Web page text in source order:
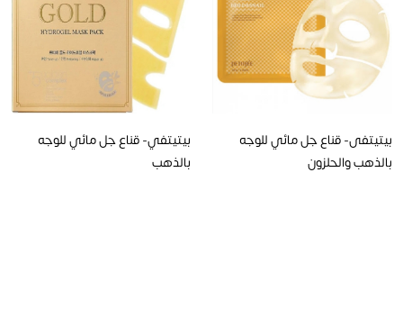
بيتيتفى- قناع جل مائي للوجه
بالذهب والحلزون
بيتيتفي- قناع جل مائي للوجه
بالذهب